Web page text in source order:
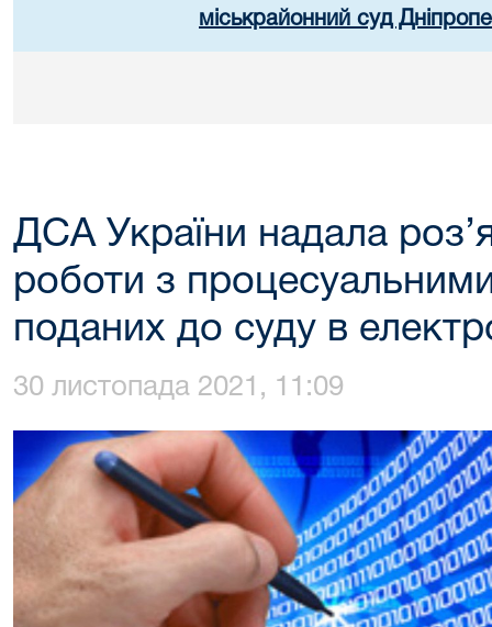
міськрайонний суд
ДСА України надала
роботи з
поданих до суду в
30 листопада 2021, 11:09